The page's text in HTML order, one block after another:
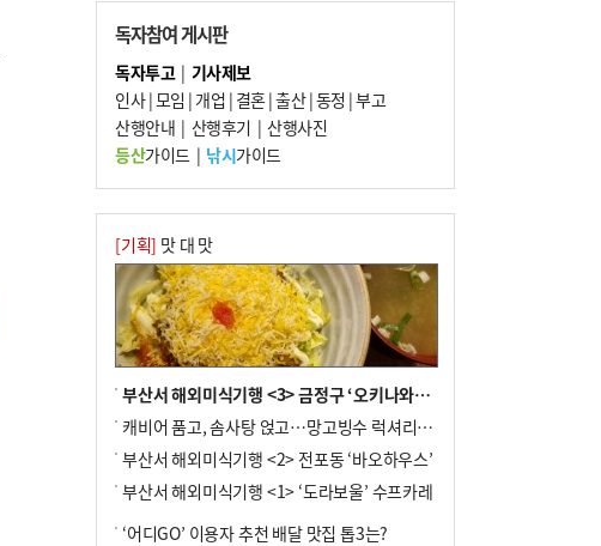
7
지역 상권도 말라죽을 판이라…가뭄 속 밀
양물축제 강행 논란
8
통영시민 추석 전 35만 원 받는다
9
부산 철강공장 50대 노동자 추락사
10 국힘 부산시당, ‘정이한 조력’ 시의원 윤리
위에…‘한동훈 지지’도 신고접수
독자참여 게시판
독자투고| 기사제보
인사|모임 | 개업 | 결혼|출산|동정 |부고
산행안내 | 산행후기 | 산행사진
등산가이드| 낚시가이드
[기획] 맛 대 맛
부산서 해외미식기행 <3> 금정구 ‘오키나와키친’
캐비어 품고, 솜사탕 얹고…망고빙수 럭셔리한 진화
부산서 해외미식기행 <2> 전포동 ‘바오하우스’
부산서 해외미식기행 <1> ‘도라보울’ 수프카레
‘어디GO’ 이용자 추천 배달 맛집 톱3는?